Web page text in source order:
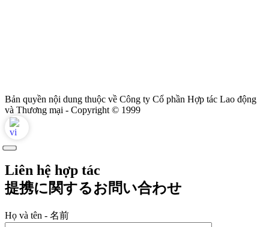
Bản quyền nội dung thuộc về Công ty Cổ phần Hợp tác Lao động
và Thương mại - Copyright © 1999
Liên hệ hợp tác
提携に関するお問い合わせ
Họ và tên - 名前